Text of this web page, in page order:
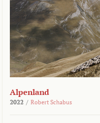
Alpenland
2022 / Robert Schabus